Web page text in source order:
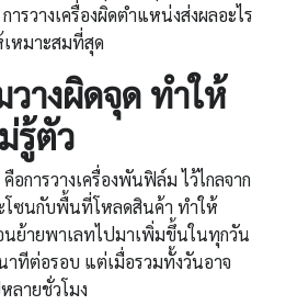
รวางเครื่องผิดตำแหน่งส่งผลอะไร
เหมาะสมที่สุด
วางผิดจุด ทำให้
รู้ตัว
การวางเครื่องพันฟิล์ม ไว้ไกลจาก
ซนกับพื้นที่โหลดสินค้า ทำให้
นย้ายพาเลทไปมาเพิ่มขึ้นในทุกวัน
าทีต่อรอบ แต่เมื่อรวมทั้งวันอาจ
ลายชั่วโมง